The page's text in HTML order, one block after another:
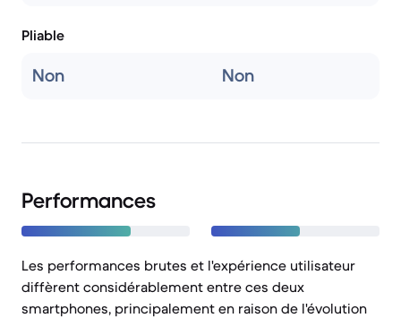
Pliable
Non Non
Performances
Les performances brutes et l'expérience utilisateur
diffèrent considérablement entre ces deux
smartphones, principalement en raison de l'évolution